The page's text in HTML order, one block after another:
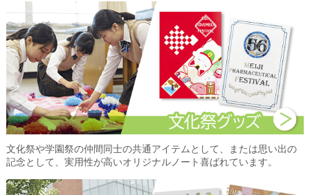
文化祭や学園祭の仲間同士の共通アイテムとして、または思い出の
記念として、実用性が高いオリジナルノート喜ばれています。